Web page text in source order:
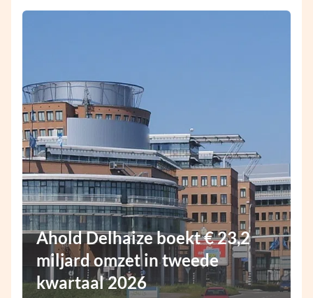
Ahold Delhaize boekt € 23,2
miljard omzet in tweede
kwartaal 2026